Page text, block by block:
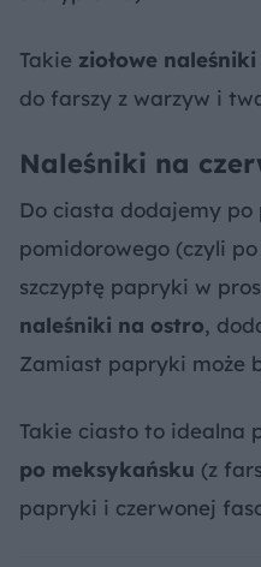
Takie ziołowe naleśniki
do farszy z warzyw i
Naleśniki na
Do ciasta dodajemy po
pomidorowego (czyli
szczyptę papryki w
naleśniki na ostro,
Zamiast papryki może
Takie ciasto to idealna
po meksykańsku (z
papryki i czerwonej